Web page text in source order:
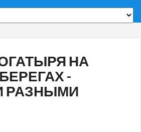
НА
-
РАЗНЫМИ